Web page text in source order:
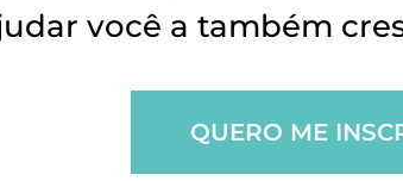
você a também
QUERO ME